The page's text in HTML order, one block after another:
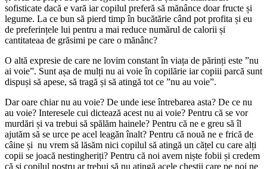
sofisticate dacă e vară iar copilul preferă să mănânce doar fructe și
legume. La ce bun să pierd timp în bucătărie când pot profita și eu
de preferințele lui pentru a mai reduce numărul de calorii și
cantitateaa de grăsimi pe care o mănânc?
O altă expresie de care ne lovim constant în viața de părinți este ”nu
ai voie”. Sunt așa de mulți nu ai voie în copilărie iar copiii parcă sunt
dispuși să apese, să tragă și să atingă tot ce ”nu au voie”.
Dar oare chiar nu au voie? De unde iese întrebarea asta? De ce nu
au voie? Interesele cui dictează acest nu ai voie? Pentru că se vor
murdări și va trebui să spălăm hainele? Pentru că ne e greu să îl
ajutăm să se urce pe acel leagăn înalt? Pentru că nouă ne e frică de
câine și nu vrem să lăsăm nici copilul să atingă un cățel cu care alți
copii se joacă nestingheriți? Pentru că noi avem niște fobii și credem
că și copilul nostru ar trebui să nu atingă acele chestii care pe noi ne